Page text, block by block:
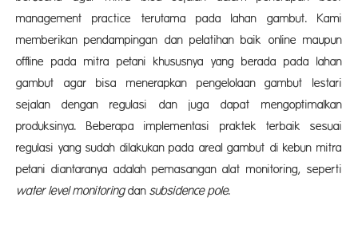
management practice terutama pada lahan gambut. Kami
memberikan pendampingan dan pelatihan baik online maupun
offline pada mitra petani khususnya yang berada pada lahan
gambut agar bisa menerapkan pengelolaan gambut lestari
sejalan dengan regulasi dan juga dapat mengoptimalkan
produksinya. Beberapa implementasi praktek terbaik sesuai
regulasi yang sudah dilakukan pada areal gambut di kebun mitra
petani diantaranya adalah pemasangan alat monitoring, seperti
water level monitoringdan subsidence pole.